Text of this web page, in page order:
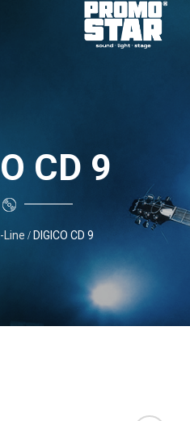
CD 9
Line DIGICO CD 9